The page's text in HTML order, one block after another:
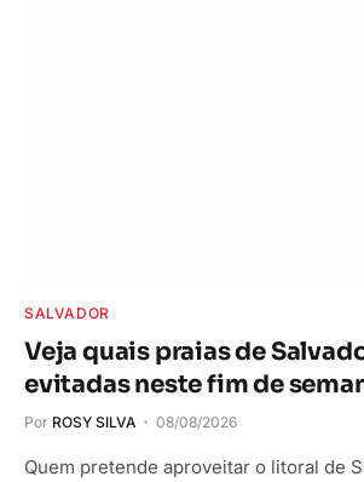
SALVADOR
Veja quais praias de
evitadas neste fim de
Por ROSY SILVA 08/08/2026
Quem pretende aproveitar o litoral de